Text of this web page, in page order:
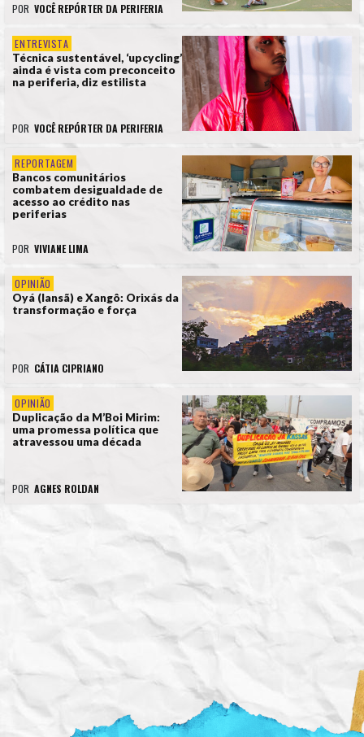
POR VOCÊ REPÓRTER DA PERIFERIA
ENTREVISTA
Técnica sustentável, ‘upcycling’
ainda é vista com preconceito
na periferia, diz estilista
POR VOCÊ REPÓRTER DA PERIFERIA
REPORTAGEM
Bancos comunitários
combatem desigualdade de
acesso ao crédito nas
periferias
POR VIVIANE LIMA
OPINIÃO
Oyá (Iansã) e Xangô: Orixás da
transformação e força
POR CÁTIA CIPRIANO
OPINIÃO
Duplicação da M’Boi Mirim:
uma promessa política que
atravessou uma década
POR AGNES ROLDAN